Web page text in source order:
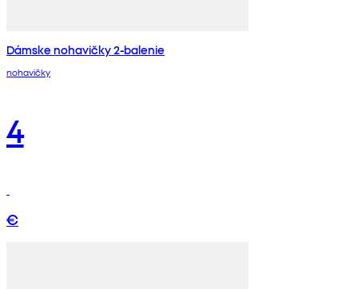
Dámske nohavičky 2-balenie
nohavičky
4
€